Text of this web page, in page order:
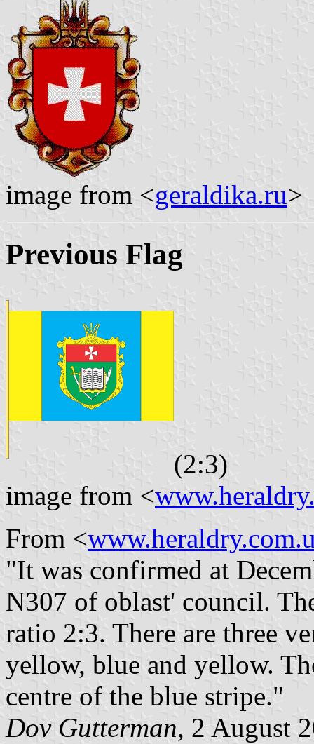
image from <geraldika.ru>
Previous Flag
(2:3)
image from <
From <
"It was confirmed at
N307 of oblast' council.
ratio 2:3. There are three
yellow, blue and yellow.
centre of the blue stripe."
Dov Gutterman, 2 August